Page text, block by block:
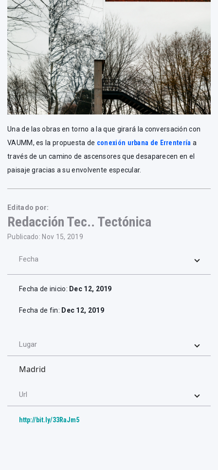
Una de las obras en torno a la que girará la conversación con
VAUMM, es la propuesta de conexión urbana de Errentería a
través de un camino de ascensores que desaparecen en el
paisaje gracias a su envolvente especular.
Editado por:
Redacción Tec.. Tectónica
Publicado: Nov 15, 2019
Fecha
Fecha de inicio: Dec 12, 2019
Fecha de fin: Dec 12, 2019
Lugar
Madrid
Url
http://bit.ly/33RaJm5